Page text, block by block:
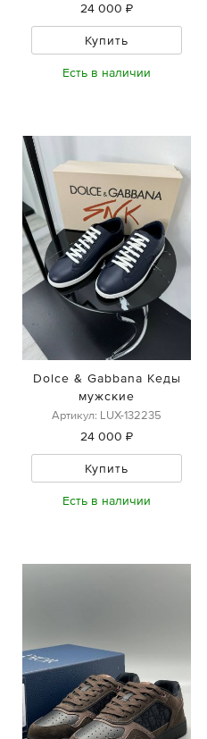
24 000 ₽
Купить
Есть в наличии
Dolce & Gabbana Кеды
мужские
Артикул: LUX-132235
24 000 ₽
Купить
Есть в наличии